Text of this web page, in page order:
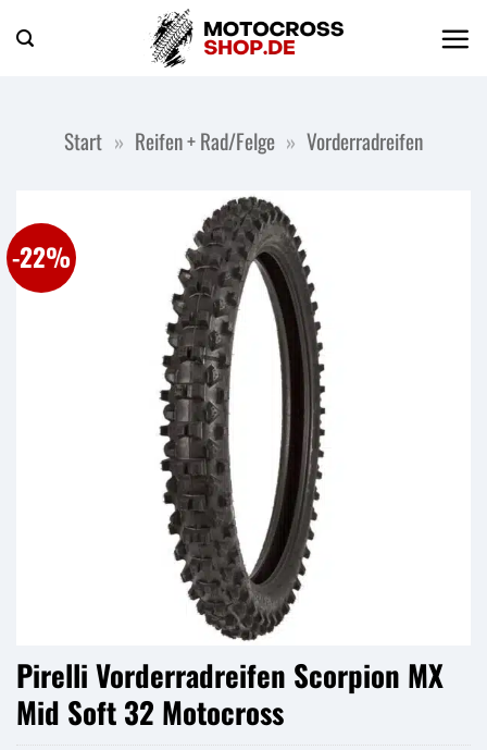
Inhalt
Start » Reifen + Rad/Felge » Vorderradreifen
-22%
Pirelli Vorderradreifen Scorpion MX
Mid Soft 32 Motocross